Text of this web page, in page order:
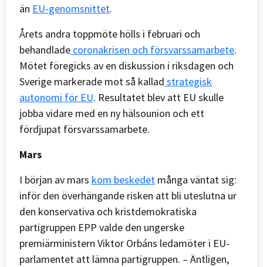
än EU-genomsnittet.
Årets andra toppmöte hölls i februari och
behandlade coronakrisen och försvarssamarbete.
Mötet föregicks av en diskussion i riksdagen och
Sverige markerade mot så kallad strategisk
autonomi för EU. Resultatet blev att EU skulle
jobba vidare med en ny hälsounion och ett
fördjupat försvarssamarbete.
Mars
I början av mars kom beskedet många väntat sig:
inför den överhängande risken att bli uteslutna ur
den konservativa och kristdemokratiska
partigruppen EPP valde den ungerske
premiärministern Viktor Orbáns ledamöter i EU-
parlamentet att lämna partigruppen. – Äntligen,